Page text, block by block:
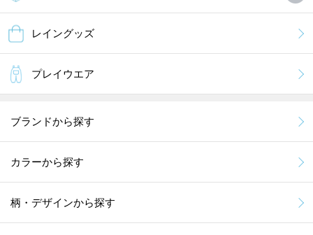
レイングッズ
プレイウエア
ブランドから探す
カラーから探す
柄・デザインから探す